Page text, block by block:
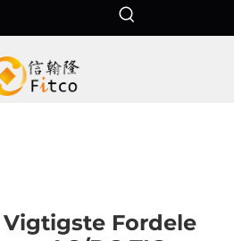
Vigtigste Fordele